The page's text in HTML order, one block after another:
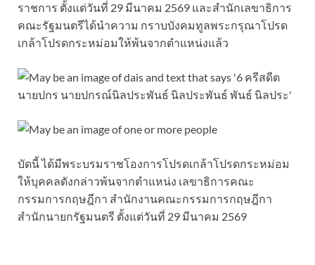
ราชการ ตั้งแต่วันที่ 29 มีนาคม 2569 และสำนักเลขาธิการ
คณะรัฐมนตรีได้นำความ กราบบังคมทูลพระกรุณาโปรด
เกล้าโปรดกระหม่อมให้พ้นจากตำแหน่งแล้ว
บัดนี้ ได้มีพระบรมราชโองการโปรดเกล้าโปรดกระหม่อม
ให้บุคคลดังกล่าวพ้นจากตำแหน่ง เลขาธิการคณะ
กรรมการกฤษฎีกา สำนักงานคณะกรรมการกฤษฎีกา
สำนักนายกรัฐมนตรี ตั้งแต่วันที่ 29 มีนาคม 2569